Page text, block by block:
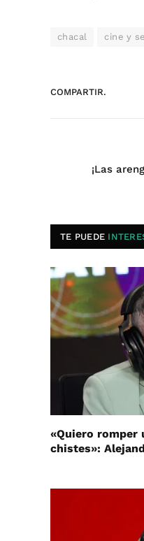
chacal cine y
COMPARTIR.
¡Las
TE PUEDE
«Quiero romper
chistes»: